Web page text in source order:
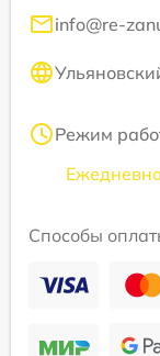
info@re-
Режим
Способы